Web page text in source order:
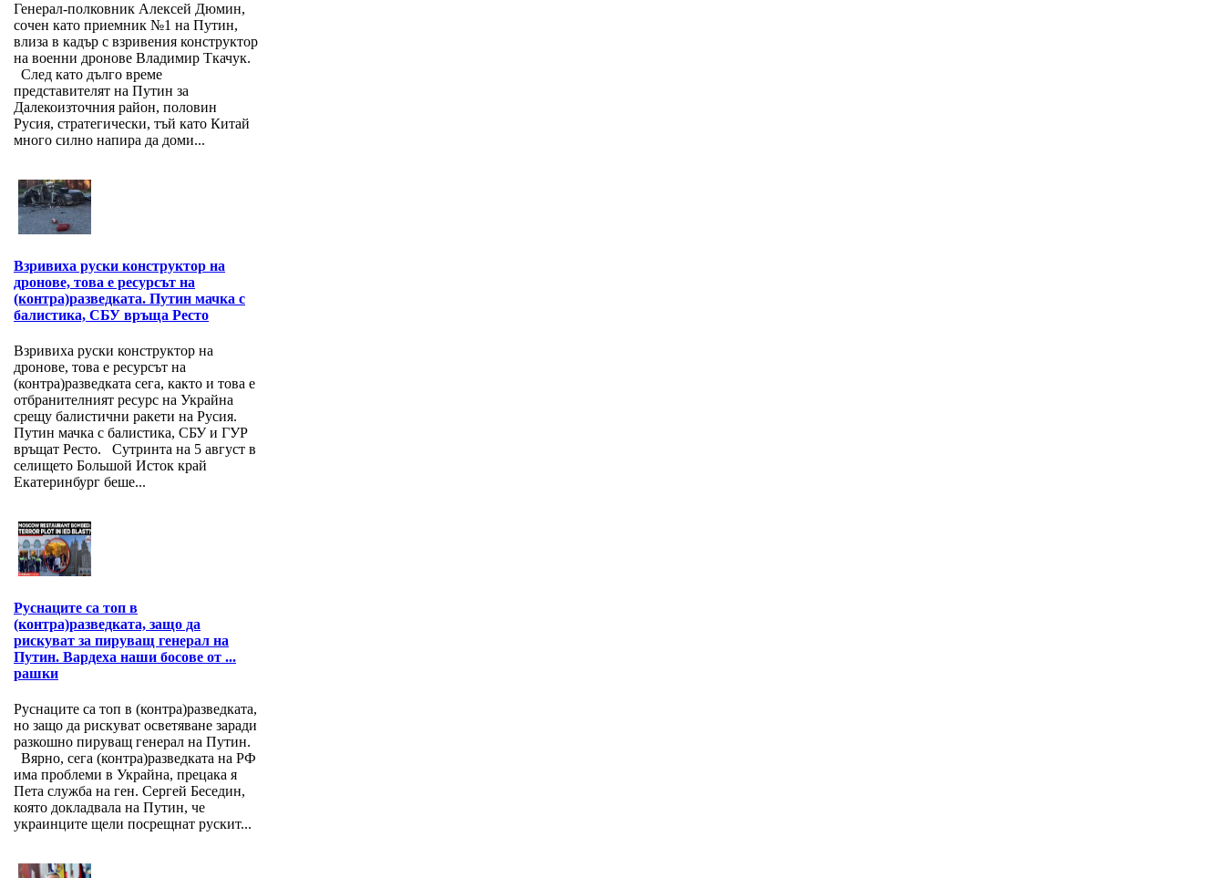
Генерал-полковник Алексей Дюмин,
сочен като приемник №1 на Путин,
влиза в кадър с взривения конструктор
на военни дронове Владимир Ткачук.
След като дълго време
представителят на Путин за
Далекоизточния район, половин
Русия, стратегически, тъй като Китай
много силно напира да доми...
Взривиха руски конструктор на
дронове, това е ресурсът на
(контра)разведката. Путин мачка с
балистика, СБУ връща Ресто
Взривиха руски конструктор на
дронове, това е ресурсът на
(контра)разведката сега, както и това е
отбранителният ресурс на Украйна
срещу балистични ракети на Русия.
Путин мачка с балистика, СБУ и ГУР
връщат Ресто. Сутринта на 5 август в
селището Большой Исток край
Екатеринбург беше...
Руснаците са топ в
(контра)разведката, защо да
рискуват за пируващ генерал на
Путин. Вардеха наши босове от ...
рашки
Руснаците са топ в (контра)разведката,
но защо да рискуват осветяване заради
разкошно пируващ генерал на Путин.
Вярно, сега (контра)разведката на РФ
има проблеми в Украйна, прецака я
Пета служба на ген. Сергей Беседин,
която докладвала на Путин, че
украинците щели посрещнат рускит...